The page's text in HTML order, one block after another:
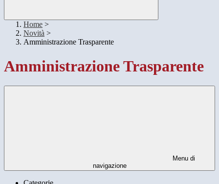
Home >
Novità >
Amministrazione Trasparente
Amministrazione Trasparente
Menu di
navigazione